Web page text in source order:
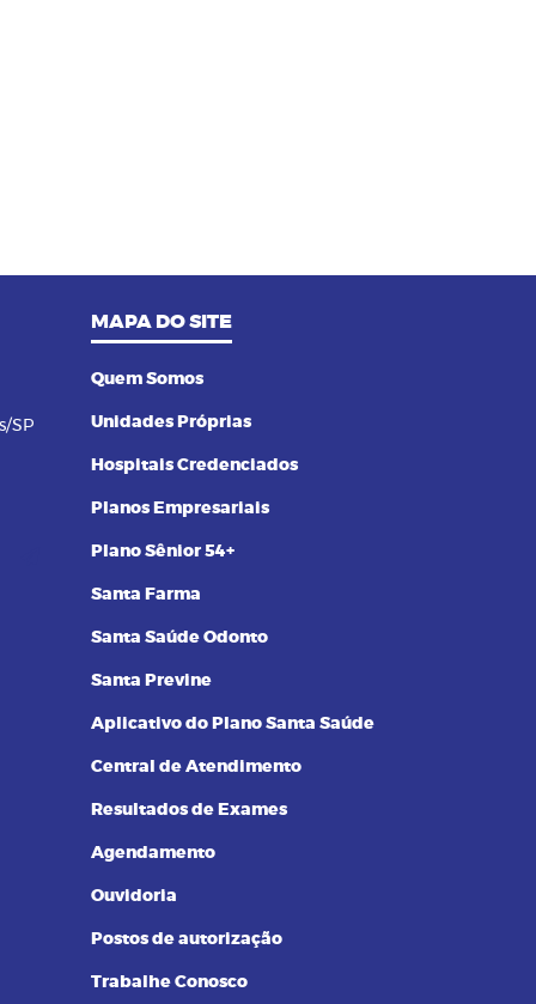
SP
MAPA DO SITE
Quem Somos
Unidades Próprias
Hospitais Credenciados
Planos Empresariais
Plano Sênior 54+
Santa Farma
Santa Saúde Odonto
Santa Previne
Aplicativo do Plano Santa Saúde
Central de Atendimento
Resultados de Exames
Agendamento
Ouvidoria
Postos de autorização
Trabalhe Conosco